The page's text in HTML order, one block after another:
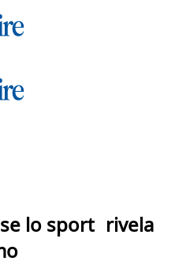
se lo sport rivela